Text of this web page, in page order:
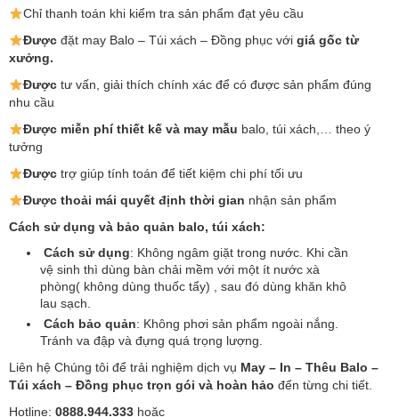
Chỉ thanh toán khi kiểm tra sản phẩm đạt yêu cầu
Đượcđặt may Balo – Túi xách – Đồng phục với giá gốc từ
xưởng.
Được tư vấn, giải thích chính xác để có được sản phẩm đúng
nhu cầu
Được miễn phí thiết kế và may mẫu balo, túi xách,… theo ý
tưởng
Được trợ giúp tính toán để tiết kiệm chi phí tối ưu
Được thoải mái quyết định thời gian nhận sản phẩm
Cách sử dụng và bảo quản balo, túi xách:
Cách sử dụng: Không ngâm giặt trong nước. Khi cần
vệ sinh thì dùng bàn chải mềm với một ít nước xà
phòng( không dùng thuốc tẩy) , sau đó dùng khăn khô
lau sạch.
Cách bảo quản: Không phơi sản phẩm ngoài nắng.
Tránh va đập và đựng quá trọng lượng.
Liên hệ Chúng tôi để trải nghiệm dịch vụ May – In – Thêu Balo –
Túi xách – Đồng phục trọn gói và hoàn hảo đến từng chi tiết.
Hotline: 0888.944.333 hoặc